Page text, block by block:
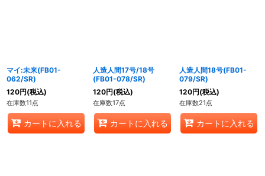
マイ:未来(FB01-
062/SR)
120円(税込)
在庫数11点
カートに入れる
人造人間17号/18号
(FB01-078/SR)
120円(税込)
在庫数17点
カートに入れる
人造人間18号(FB01-
079/SR)
120円(税込)
在庫数21点
カートに入れる